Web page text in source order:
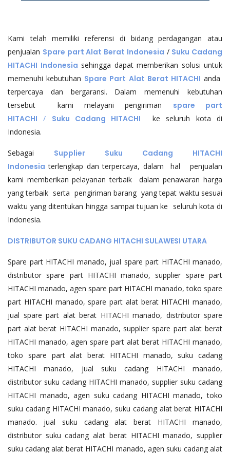
Kami telah memiliki referensi di bidang perdagangan atau
penjualan Spare part Alat Berat Indonesia / Suku Cadang
HITACHI Indonesia sehingga dapat memberikan solusi untuk
memenuhi kebutuhan Spare Part Alat Berat HITACHI anda
terpercaya dan bergaransi. Dalam memenuhi kebutuhan
tersebut kami melayani pengiriman spare part
HITACHI / Suku Cadang HITACHI
ke seluruh kota di
Indonesia.
Sebagai Supplier Suku Cadang HITACHI
Indonesia terlengkap dan terpercaya, dalam hal penjualan
kami memberikan pelayanan terbaik dalam penawaran harga
yang terbaik serta pengiriman barang yang tepat waktu sesuai
waktu yang ditentukan hingga sampai tujuan ke seluruh kota di
Indonesia.
DISTRIBUTOR SUKU CADANG HITACHI SULAWESI UTARA
Spare part HITACHI manado, jual spare part HITACHI manado,
distributor spare part HITACHI manado, supplier spare part
HITACHI manado, agen spare part HITACHI manado, toko spare
part HITACHI manado, spare part alat berat HITACHI manado,
jual spare part alat berat HITACHI manado, distributor spare
part alat berat HITACHI manado, supplier spare part alat berat
HITACHI manado, agen spare part alat berat HITACHI manado,
toko spare part alat berat HITACHI manado, suku cadang
HITACHI manado, jual suku cadang HITACHI manado,
distributor suku cadang HITACHI manado, supplier suku cadang
HITACHI manado, agen suku cadang HITACHI manado, toko
suku cadang HITACHI manado, suku cadang alat berat HITACHI
manado. jual suku cadang alat berat HITACHI manado,
distributor suku cadang alat berat HITACHI manado, supplier
suku cadang alat berat HITACHI manado, agen suku cadang alat